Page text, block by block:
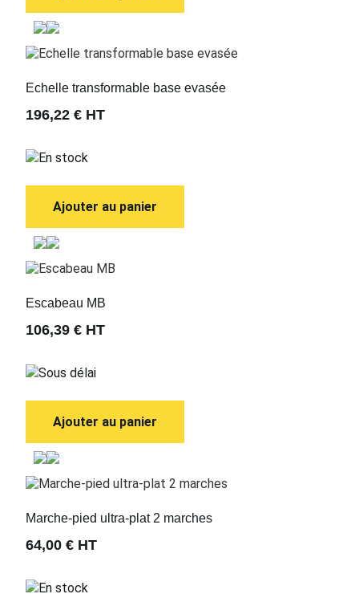
Echelle transformable base evasée
196,22 € HT
En stock
Ajouter au panier
Escabeau MB
106,39 € HT
Sous délai
Ajouter au panier
Marche-pied ultra-plat 2 marches
64,00 € HT
En stock